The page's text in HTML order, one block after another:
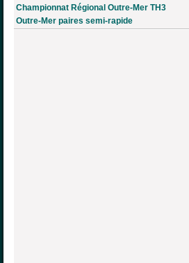
Championnat Régional Outre-Mer TH3
Outre-Mer paires semi-rapide